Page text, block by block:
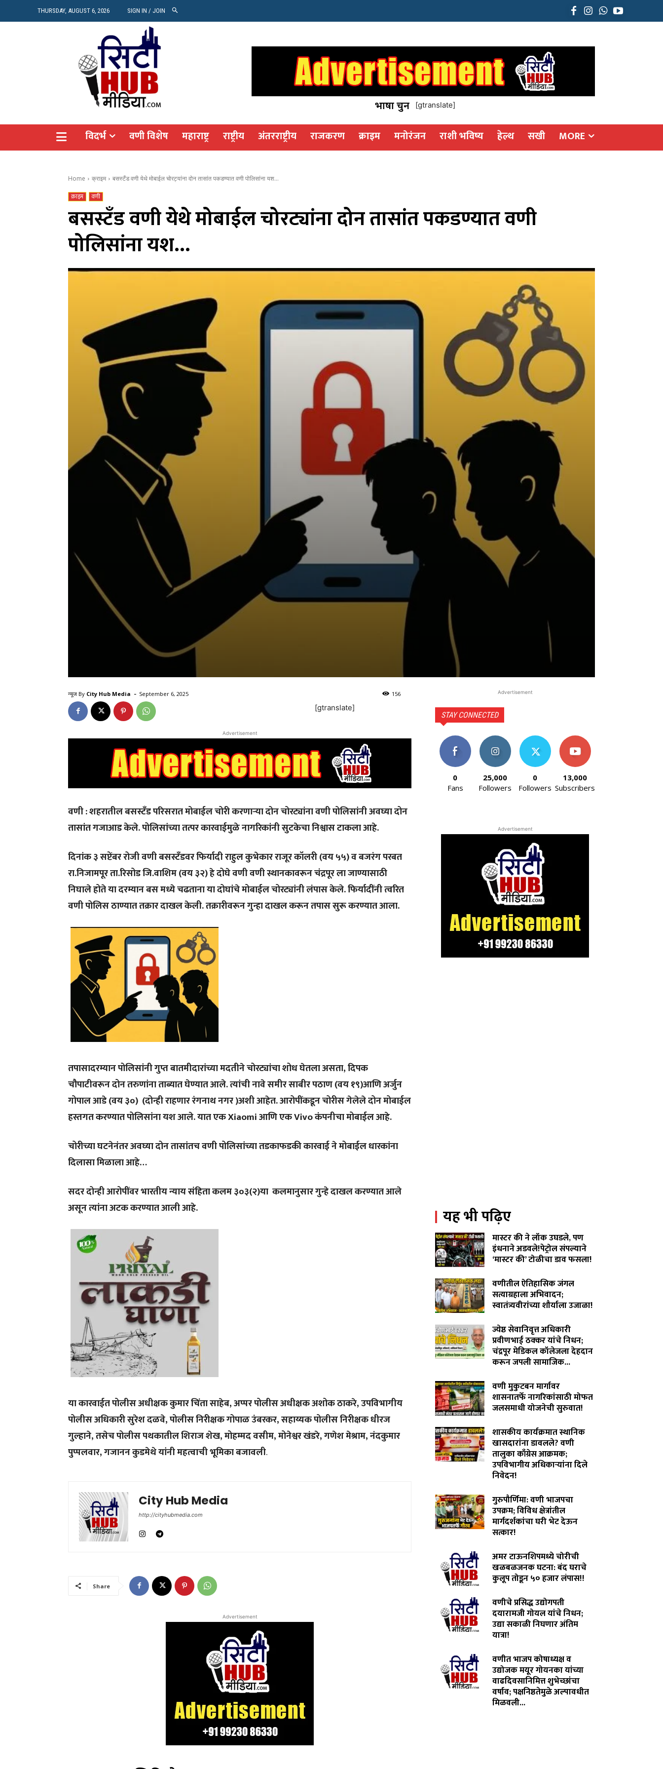
THURSDAY, AUGUST 6, 2026 SIGN IN / JOIN
भाषा चुनें [gtranslate]
विदर्भ वणी विशेष महाराष्ट्र राष्ट्रीय अंतरराष्ट्रीय राजकरण क्राइम मनोरंजन राशी भविष्य हेल्थ सखी MORE
Home क्राइम बसस्टँड वणी येथे मोबाईल चोरट्यांना दोन तासांत पकडण्यात वणी पोलिसांना यश...
क्राइम वणी
बसस्टँड वणी येथे मोबाईल चोरट्यांना दोन तासांत पकडण्यात वणी
पोलिसांना यश…
न्यूज By City Hub Media - September 6, 2025 156
[gtranslate]
Advertisement
वणी:शहरातीलबसस्टँडपरिसरातमोबाईलचोरीकरणाऱ्यादोनचोरट्यांनावणीपोलिसांनीअवघ्यादोन
तासांतगजाआडकेले.पोलिसांच्यातत्परकारवाईमुळेनागरिकांनीसुटकेचानिश्वासटाकलाआहे.
दिनांक३सप्टेंबररोजीवणीबसस्टँडवरफिर्यादीराहुलकुभेकारराजूरकॉलरी(वय५५)वबजरंगपरबत
रा.निजामपूरता.रिसोडजि.वाशिम(वय३२)हेदोघेवणीवणीस्थानकावरूनचंद्रपूरलाजाण्यासाठी
निघालेहोतेयादरम्यानबसमध्येचढतानायादोघांचेमोबाईलचोरट्यांनीलंपासकेले.फिर्यादींनीत्वरित
वणीपोलिसठाण्याततक्रारदाखलकेली.तक्रारीवरूनगुन्हादाखलकरूनतपाससुरूकरण्यातआला.
तपासादरम्यानपोलिसांनीगुप्तबातमीदारांच्यामदतीनेचोरट्यांचाशोधघेतलाअसता,दिपक
चौपाटीवरूनदोनतरुणांनाताब्यातघेण्यातआले.त्यांचीनावेसमीरसाबीरपठाण(वय१९)आणिअर्जुन
गोपालआडे(वय३०) (दोन्हीराहणाररंगनाथनगर)अशीआहेत.आरोपींकडूनचोरीसगेलेलेदोनमोबाईल
हस्तगतकरण्यातपोलिसांनायशआले.यातएकXiaomiआणिएकVivoकंपनीचामोबाईलआहे.
चोरीच्याघटनेनंतरअवघ्यादोनतासांतचवणीपोलिसांच्यातडकाफडकीकारवाईनेमोबाईलधारकांना
दिलासामिळालाआहे…
सदरदोन्हीआरोपींवरभारतीयन्यायसंहिताकलम३०३(२)या कलमानुसारगुन्हेदाखलकरण्यातआले
असूनत्यांनाअटककरण्यातआलीआहे.
याकारवाईतपोलीसअधीक्षककुमारचिंतासाहेब,अप्परपोलीसअधीक्षकअशोकठाकरे,उपविभागीय
पोलीसअधिकारीसुरेशदळवे,पोलीसनिरीक्षकगोपाळउंबरकर,सहाय्यकपोलीसनिरीक्षकधीरज
गुल्हाने,तसेचपोलीसपथकातीलशिराजशेख,मोहम्मदवसीम,मोनेश्वरखंडरे,गणेशमेश्राम,नंदकुमार
पुप्पलवार,गजाननकुडमेथेयांनीमहत्वाचीभूमिकाबजावली.
City Hub Media
http://cityhubmedia.com
Share
Advertisement
Advertisement
STAY CONNECTED
0
Fans
25,000
Followers
0
Followers
13,000
Subscribers
Advertisement
यह भी पढ़िए
मास्टर की ने लॉक उघडले, पण
इंधनाने अडवले!पेट्रोल संपल्याने
‘मास्टर की’ टोळीचा डाव फसला!
वणीतील ऐतिहासिक जंगल
सत्याग्रहाला अभिवादन;
स्वातंत्र्यवीरांच्या शौर्याला उजाळा!
ज्येष्ठ सेवानिवृत्त अधिकारी
प्रवीणभाई ठक्कर यांचे निधन;
चंद्रपूर मेडिकल कॉलेजला देहदान
करून जपली सामाजिक...
वणी मुकुटबन मार्गावर
शासनातर्फे नागरिकांसाठी मोफत
जलसमाधी योजनेची सुरुवात!
शासकीय कार्यक्रमात स्थानिक
खासदारांना डावलले? वणी
तालुका काँग्रेस आक्रमक;
उपविभागीय अधिकाऱ्यांना दिले
निवेदन!
गुरुपौर्णिमा: वणी भाजपचा
उपक्रम; विविध क्षेत्रांतील
मार्गदर्शकांचा घरी भेट देऊन
सत्कार!
अमर टाऊनशिपमध्ये चोरीची
खळबळजनक घटना: बंद घराचे
कुलूप तोडून ५० हजार लंपास!!
वणीचे प्रसिद्ध उद्योगपती
दयारामजी गोयल यांचे निधन;
उद्या सकाळी निघणार अंतिम
यात्रा!
वणीत भाजप कोषाध्यक्ष व
उद्योजक मयूर गोयनका यांच्या
वाढदिवसानिमित्त शुभेच्छांचा
वर्षाव; पक्षनिष्ठतेमुळे अल्पावधीत
मिळवली...